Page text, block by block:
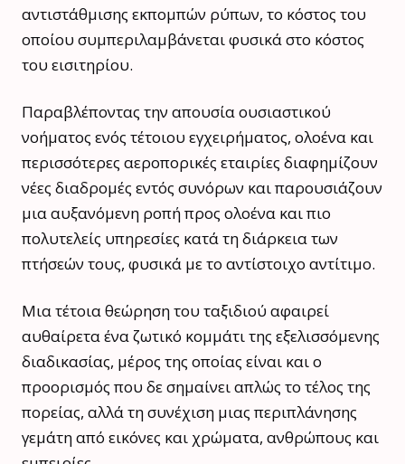
αντιστάθμισης εκπομπών ρύπων, το κόστος του
οποίου συμπεριλαμβάνεται φυσικά στο κόστος
του εισιτηρίου.
Παραβλέποντας την απουσία ουσιαστικού
νοήματος ενός τέτοιου εγχειρήματος, ολοένα και
περισσότερες αεροπορικές εταιρίες διαφημίζουν
νέες διαδρομές εντός συνόρων και παρουσιάζουν
μια αυξανόμενη ροπή προς ολοένα και πιο
πολυτελείς υπηρεσίες κατά τη διάρκεια των
πτήσεών τους, φυσικά με το αντίστοιχο αντίτιμο.
Μια τέτοια θεώρηση του ταξιδιού αφαιρεί
αυθαίρετα ένα ζωτικό κομμάτι της εξελισσόμενης
διαδικασίας, μέρος της οποίας είναι και ο
προορισμός που δε σημαίνει απλώς το τέλος της
πορείας, αλλά τη συνέχιση μιας περιπλάνησης
γεμάτη από εικόνες και χρώματα, ανθρώπους και